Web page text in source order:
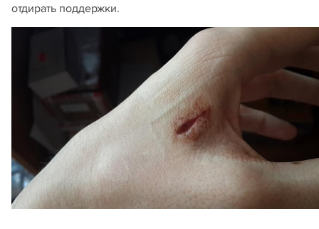
отдирать поддержки.